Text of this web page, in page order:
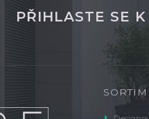
PŘIHLASTE SE